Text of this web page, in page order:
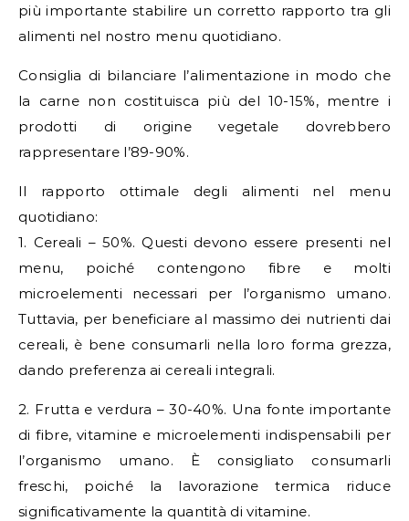
più importante stabilire un corretto rapporto tra gli
alimenti nel nostro menu quotidiano.
Consiglia di bilanciare l’alimentazione in modo che
la carne non costituisca più del 10-15%, mentre i
prodotti di origine vegetale dovrebbero
rappresentare l’89-90%.
Il rapporto ottimale degli alimenti nel menu
quotidiano:
1. Cereali – 50%. Questi devono essere presenti nel
menu, poiché contengono fibre e molti
microelementi necessari per l’organismo umano.
Tuttavia, per beneficiare al massimo dei nutrienti dai
cereali, è bene consumarli nella loro forma grezza,
dando preferenza ai cereali integrali.
2. Frutta e verdura – 30-40%. Una fonte importante
di fibre, vitamine e microelementi indispensabili per
l’organismo umano. È consigliato consumarli
freschi, poiché la lavorazione termica riduce
significativamente la quantità di vitamine.